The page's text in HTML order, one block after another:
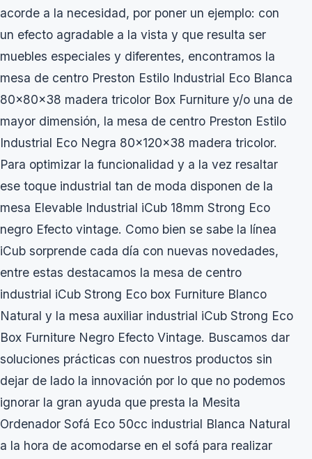
acorde a la necesidad, por poner un ejemplo: con
un efecto agradable a la vista y que resulta ser
muebles especiales y diferentes, encontramos la
mesa de centro Preston Estilo Industrial Eco Blanca
80x80x38 madera tricolor Box Furniture y/o una de
mayor dimensión, la mesa de centro Preston Estilo
Industrial Eco Negra 80x120x38 madera tricolor.
Para optimizar la funcionalidad y a la vez resaltar
ese toque industrial tan de moda disponen de la
mesa Elevable Industrial iCub 18mm Strong Eco
negro Efecto vintage. Como bien se sabe la línea
iCub sorprende cada día con nuevas novedades,
entre estas destacamos la mesa de centro
industrial iCub Strong Eco box Furniture Blanco
Natural y la mesa auxiliar industrial iCub Strong Eco
Box Furniture Negro Efecto Vintage. Buscamos dar
soluciones prácticas con nuestros productos sin
dejar de lado la innovación por lo que no podemos
ignorar la gran ayuda que presta la Mesita
Ordenador Sofá Eco 50cc industrial Blanca Natural
a la hora de acomodarse en el sofá para realizar